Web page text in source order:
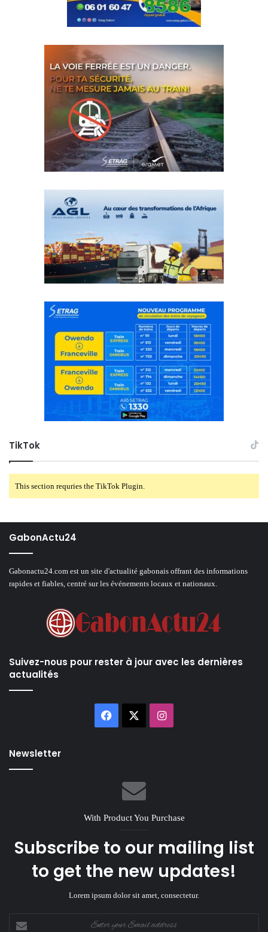
TikTok
This section requries the TikTok Plugin.
GabonActu24
Gabonactu24.com est un site d'actualité gabonais offrant des informations
rapides et fiables, centré sur les événements locaux et nationaux.
Suivez-nous pour rester à jour avec les dernières
actualités
Facebook Instagram
Newsletter
With Product You Purchase
Subscribe to our mailing list
to get the new updates!
Lorem ipsum dolor sit amet, consectetur.